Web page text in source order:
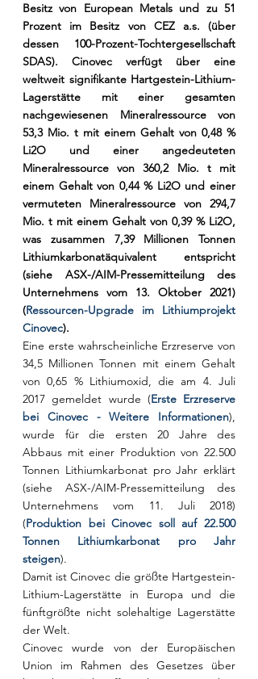
Besitz von European Metals und zu 51
Prozent im Besitz von CEZ a.s. (über
dessen 100-Prozent-Tochtergesellschaft
SDAS). Cinovec verfügt über eine
weltweit signifikante Hartgestein-Lithium-
Lagerstätte mit einer gesamten
nachgewiesenen Mineralressource von
53,3 Mio. t mit einem Gehalt von 0,48 %
Li2O und einer angedeuteten
Mineralressource von 360,2 Mio. t mit
einem Gehalt von 0,44 % Li2O und einer
vermuteten Mineralressource von 294,7
Mio. t mit einem Gehalt von 0,39 % Li2O,
was zusammen 7,39 Millionen Tonnen
Lithiumkarbonatäquivalent entspricht
(siehe ASX-/AIM-Pressemitteilung des
Unternehmens vom 13. Oktober 2021)
(Ressourcen-Upgrade im Lithiumprojekt
Cinovec).
Eine erste wahrscheinliche Erzreserve von
34,5 Millionen Tonnen mit einem Gehalt
von 0,65 % Lithiumoxid, die am 4. Juli
2017 gemeldet wurde (Erste Erzreserve
bei Cinovec - Weitere Informationen),
wurde für die ersten 20 Jahre des
Abbaus mit einer Produktion von 22.500
Tonnen Lithiumkarbonat pro Jahr erklärt
(siehe ASX-/AIM-Pressemitteilung des
Unternehmens vom 11. Juli 2018)
(Produktion bei Cinovec soll auf 22.500
Tonnen Lithiumkarbonat pro Jahr
steigen).
Damit ist Cinovec die größte Hartgestein-
Lithium-Lagerstätte in Europa und die
fünftgrößte nicht solehaltige Lagerstätte
der Welt.
Cinovec wurde von der Europäischen
Union im Rahmen des Gesetzes über